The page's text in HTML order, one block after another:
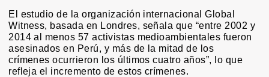
El estudio de la organización internacional Global
Witness, basada en Londres, señala que “entre 2002 y
2014 al menos 57 activistas medioambientales fueron
asesinados en Perú, y más de la mitad de los
crímenes ocurrieron los últimos cuatro años”, lo que
refleja el incremento de estos crímenes.